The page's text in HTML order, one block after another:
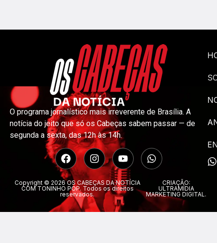
O programa jornalístico mais irreverente de Brasília. A
notícia do jeito que só os Cabeças sabem passar — de
segunda a sexta, das 12h às 14h.
Copyright © 2026 OS CABEÇAS DA NOTÍCIA
COM TONINHO POP. Todos os direitos
reservados.
CRIAÇÃO:
ULTRAMÍDIA
MARKETING DIGITAL.